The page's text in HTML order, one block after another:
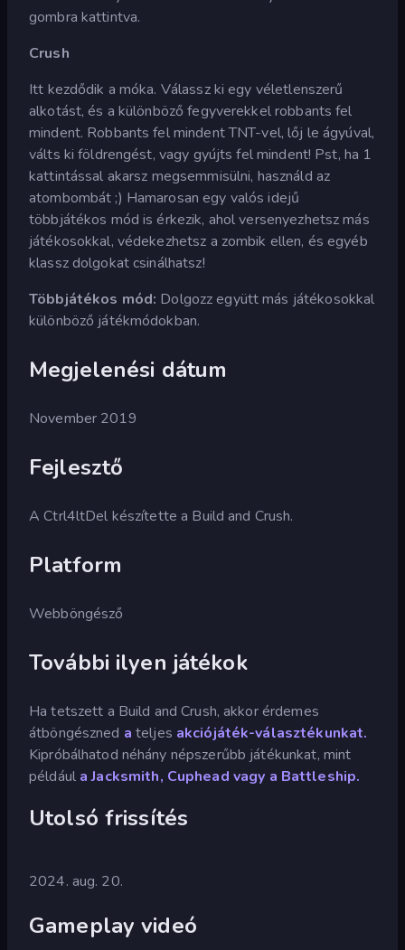
gombra kattintva.
Crush
Itt kezdődik a móka. Válassz ki egy véletlenszerű
alkotást, és a különböző fegyverekkel robbants fel
mindent. Robbants fel mindent TNT-vel, lőj le ágyúval,
válts ki földrengést, vagy gyújts fel mindent! Pst, ha 1
kattintással akarsz megsemmisülni, használd az
atombombát ;) Hamarosan egy valós idejű
többjátékos mód is érkezik, ahol versenyezhetsz más
játékosokkal, védekezhetsz a zombik ellen, és egyéb
klassz dolgokat csinálhatsz!
Többjátékos mód: Dolgozz együtt más játékosokkal
különböző játékmódokban.
Megjelenési dátum
November 2019
Fejlesztő
A Ctrl4ltDel készítette a Build and Crush.
Platform
Webböngésző
További ilyen játékok
Ha tetszett a Build and Crush, akkor érdemes
átböngészned a teljes akciójáték-választékunkat.
Kipróbálhatod néhány népszerűbb játékunkat, mint
például a Jacksmith, Cuphead vagy a Battleship.
Utolsó frissítés
2024. aug. 20.
Gameplay videó